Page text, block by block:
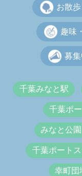
お散
趣味
募集
千葉みなと駅
千葉ポ
みなと公
千葉ポート
幸町団